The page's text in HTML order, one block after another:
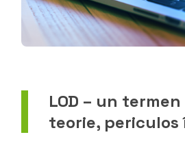
LOD – un
teorie,